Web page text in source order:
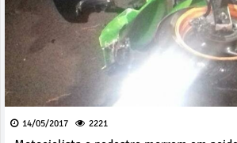
14/05/2017 2221